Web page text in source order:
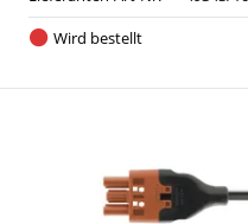
Wird bestellt